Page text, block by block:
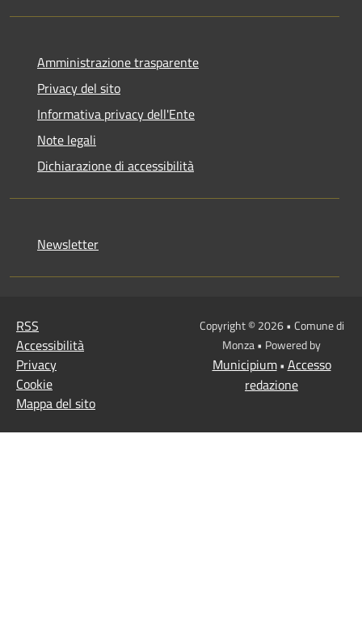
Amministrazione trasparente
Privacy del sito
Informativa privacy dell'Ente
Note legali
Dichiarazione di accessibilità
Newsletter
RSS
Accessibilità
Privacy
Cookie
Mappa del sito
Copyright © 2026 • Comune di
Monza • Powered by
Municipium• Accesso
redazione